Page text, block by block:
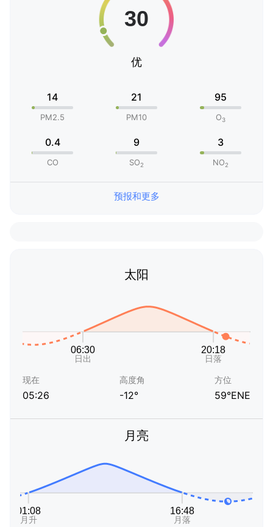
优
14
PM2.5
21
PM10
95
O3
0.4
CO
9
SO2
3
NO2
预报和更多
太阳
现在
05:26
高度角
-12°
方位
59°ENE
月亮